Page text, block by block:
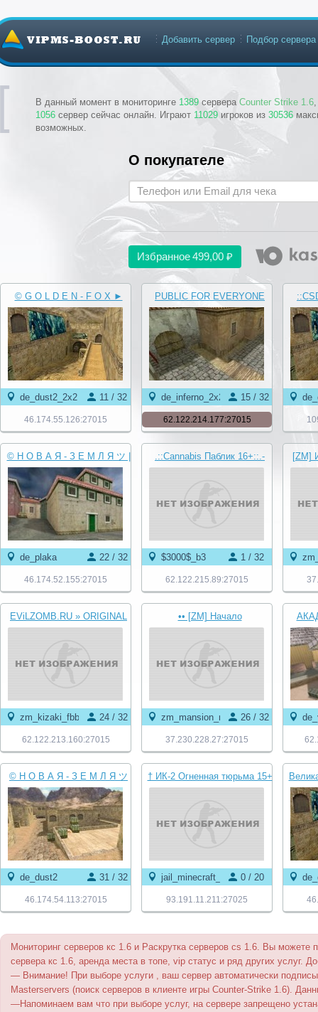
В данный момент в мониторинге 1389 сервера Counter Strike 1.6
1056 сервер сейчас онлайн. Играют 11029 игроков из 30536
возможных.
Добавить сервер Подбор сервера
О покупателе
Избранное499,00 ₽
© G O L D E N - F O X ►
11 / 32
de_dust2_2x2
46.174.55.126:27015
PUBLIC FOR EVERYONE
ORIGINAL
15 / 32
de_inferno_2x2
62.122.214.177:27015
© Н О В А Я - З Е М Л Я ツ |
НАМ 9 ЛЕТ ✔
22 / 32
de_plaka
46.174.52.155:27015
.::Cannabis Паблик 16+::.-
{VIP БЕСПЛАТНО}-©
1 / 32
$3000$_b3
62.122.215.89:27015
[ZM]
EViLZOMB.RU » ORIGINAL
BIOHAZARD © 2016-2026
24 / 32
zm_kizaki_fbb
62.122.213.160:27015
•• [ZM] Начало
Апокалипсиса ••
26 / 32
zm_mansion_mba
37.230.228.27:27015
© Н О В А Я - З Е М Л Я ツ
O N L Y -- D U S T 2 ★
31 / 32
de_dust2
46.174.54.113:27015
† ИК-2 Огненная тюрьма 15+
† FREE VIP
0 / 20
jail_minecraft_v3
93.191.11.211:27025
Мониторинг серверов кс 1.6 и Раскрутка серверов cs 1.6. Вы можете
сервера кс 1.6, аренда места в топе, vip статус и ряд других услуг.
— Внимание! При выборе услуги , ваш сервер автоматически
Masterservers (поиск серверов в клиенте игры Counter-Strike 1.6).
—Напоминаем вам что при выборе услуг, на сервере запрещено